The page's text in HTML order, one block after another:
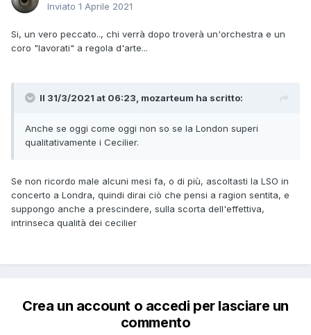
Inviato 1 Aprile 2021
Si, un vero peccato.., chi verrà dopo troverà un'orchestra e un
coro "lavorati" a regola d'arte...
Il 31/3/2021 at 06:23, mozarteum ha scritto:
Anche se oggi come oggi non so se la London superi
qualitativamente i Cecilier.
Se non ricordo male alcuni mesi fa, o di più, ascoltasti la LSO in
concerto a Londra, quindi dirai ciò che pensi a ragion sentita, e
suppongo anche a prescindere, sulla scorta dell'effettiva,
intrinseca qualità dei cecilier
Crea un account o accedi per lasciare un
commento